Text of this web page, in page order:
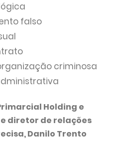
falso
criminosa
Holding e
diretor de relações
Danilo Trento